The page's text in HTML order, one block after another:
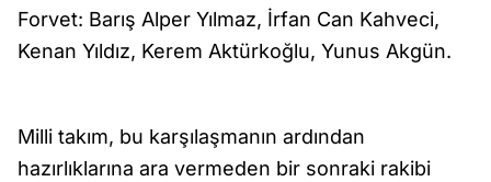
Forvet: Barış Alper Yılmaz, İrfan Can Kahveci,
Kenan Yıldız, Kerem Aktürkoğlu, Yunus Akgün.
Milli takım, bu karşılaşmanın ardından
hazırlıklarına ara vermeden bir sonraki rakibi